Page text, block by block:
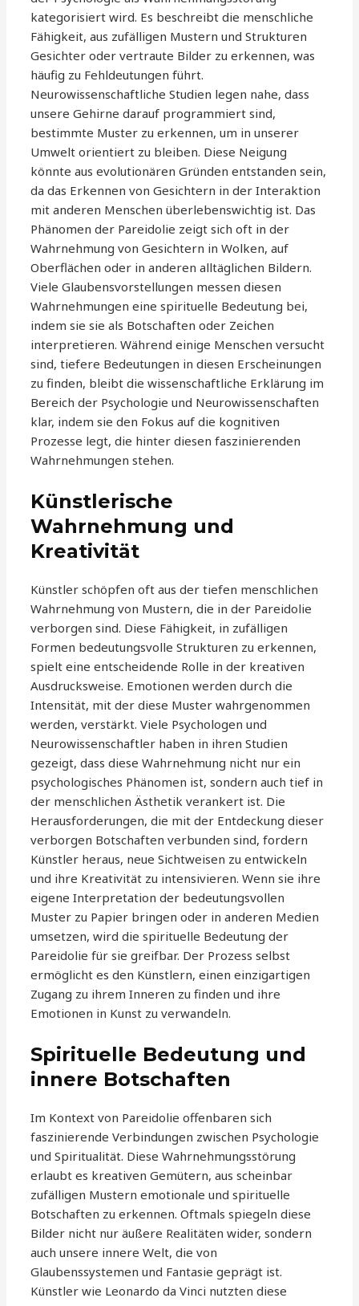
kategorisiert wird. Es beschreibt die menschliche
Fähigkeit, aus zufälligen Mustern und Strukturen
Gesichter oder vertraute Bilder zu erkennen, was
häufig zu Fehldeutungen führt.
Neurowissenschaftliche Studien legen nahe, dass
unsere Gehirne darauf programmiert sind,
bestimmte Muster zu erkennen, um in unserer
Umwelt orientiert zu bleiben. Diese Neigung
könnte aus evolutionären Gründen entstanden sein,
da das Erkennen von Gesichtern in der Interaktion
mit anderen Menschen überlebenswichtig ist. Das
Phänomen der Pareidolie zeigt sich oft in der
Wahrnehmung von Gesichtern in Wolken, auf
Oberflächen oder in anderen alltäglichen Bildern.
Viele Glaubensvorstellungen messen diesen
Wahrnehmungen eine spirituelle Bedeutung bei,
indem sie sie als Botschaften oder Zeichen
interpretieren. Während einige Menschen versucht
sind, tiefere Bedeutungen in diesen Erscheinungen
zu finden, bleibt die wissenschaftliche Erklärung im
Bereich der Psychologie und Neurowissenschaften
klar, indem sie den Fokus auf die kognitiven
Prozesse legt, die hinter diesen faszinierenden
Wahrnehmungen stehen.
Künstlerische
Wahrnehmung und
Kreativität
Künstler schöpfen oft aus der tiefen menschlichen
Wahrnehmung von Mustern, die in der Pareidolie
verborgen sind. Diese Fähigkeit, in zufälligen
Formen bedeutungsvolle Strukturen zu erkennen,
spielt eine entscheidende Rolle in der kreativen
Ausdrucksweise. Emotionen werden durch die
Intensität, mit der diese Muster wahrgenommen
werden, verstärkt. Viele Psychologen und
Neurowissenschaftler haben in ihren Studien
gezeigt, dass diese Wahrnehmung nicht nur ein
psychologisches Phänomen ist, sondern auch tief in
der menschlichen Ästhetik verankert ist. Die
Herausforderungen, die mit der Entdeckung dieser
verborgen Botschaften verbunden sind, fordern
Künstler heraus, neue Sichtweisen zu entwickeln
und ihre Kreativität zu intensivieren. Wenn sie ihre
eigene Interpretation der bedeutungsvollen
Muster zu Papier bringen oder in anderen Medien
umsetzen, wird die spirituelle Bedeutung der
Pareidolie für sie greifbar. Der Prozess selbst
ermöglicht es den Künstlern, einen einzigartigen
Zugang zu ihrem Inneren zu finden und ihre
Emotionen in Kunst zu verwandeln.
Spirituelle Bedeutung und
innere Botschaften
Im Kontext von Pareidolie offenbaren sich
faszinierende Verbindungen zwischen Psychologie
und Spiritualität. Diese Wahrnehmungsstörung
erlaubt es kreativen Gemütern, aus scheinbar
zufälligen Mustern emotionale und spirituelle
Botschaften zu erkennen. Oftmals spiegeln diese
Bilder nicht nur äußere Realitäten wider, sondern
auch unsere innere Welt, die von
Glaubenssystemen und Fantasie geprägt ist.
Künstler wie Leonardo da Vinci nutzten diese